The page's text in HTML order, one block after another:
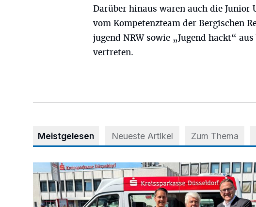
Darüber hinaus waren auch die
vom Kompetenzteam der Bergischen
jugend NRW sowie „Jugend hackt“
vertreten.
Meistgelesen Neueste Artikel Zum Thema
Starthilfe für den BürgerBus